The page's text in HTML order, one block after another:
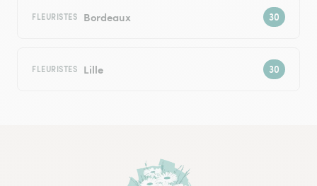
FLEURISTES Bordeaux
FLEURISTES Lille